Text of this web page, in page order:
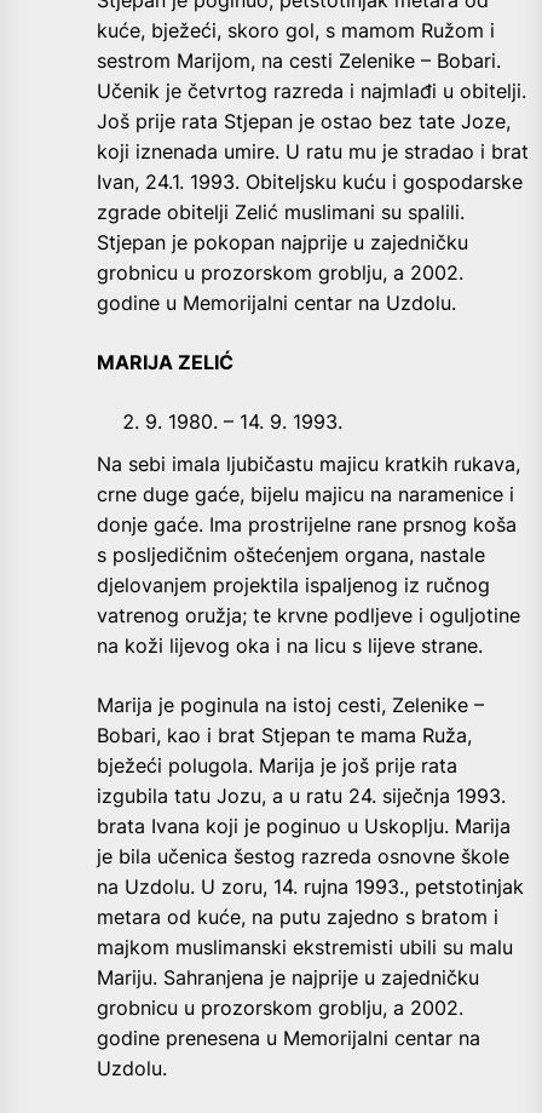
kuće, bježeći, skoro gol, s mamom Ružom i
sestrom Marijom, na cesti Zelenike – Bobari.
Učenik je četvrtog razreda i najmlađi u obitelji.
Još prije rata Stjepan je ostao bez tate Joze,
koji iznenada umire. U ratu mu je stradao i brat
Ivan, 24.1. 1993. Obiteljsku kuću i gospodarske
zgrade obitelji Zelić muslimani su spalili.
Stjepan je pokopan najprije u zajedničku
grobnicu u prozorskom groblju, a 2002.
godine u Memorijalni centar na Uzdolu.
MARIJA ZELIĆ
9. 1980. – 14. 9. 1993.
Na sebi imala ljubičastu majicu kratkih rukava,
crne duge gaće, bijelu majicu na naramenice i
donje gaće. Ima prostrijelne rane prsnog koša
s posljedičnim oštećenjem organa, nastale
djelovanjem projektila ispaljenog iz ručnog
vatrenog oružja; te krvne podljeve i oguljotine
na koži lijevog oka i na licu s lijeve strane.
Marija je poginula na istoj cesti, Zelenike –
Bobari, kao i brat Stjepan te mama Ruža,
bježeći polugola. Marija je još prije rata
izgubila tatu Jozu, a u ratu 24. siječnja 1993.
brata Ivana koji je poginuo u Uskoplju. Marija
je bila učenica šestog razreda osnovne škole
na Uzdolu. U zoru, 14. rujna 1993., petstotinjak
metara od kuće, na putu zajedno s bratom i
majkom muslimanski ekstremisti ubili su malu
Mariju. Sahranjena je najprije u zajedničku
grobnicu u prozorskom groblju, a 2002.
godine prenesena u Memorijalni centar na
Uzdolu.